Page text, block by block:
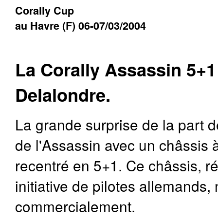
Corally Cup
au Havre (F) 06-07/03/2004
La Corally Assassin
Delalondre.
La grande surprise de la part
de l'Assassin avec un châssis
recentré en 5+1. Ce châssis,
initiative de pilotes
commercialement.